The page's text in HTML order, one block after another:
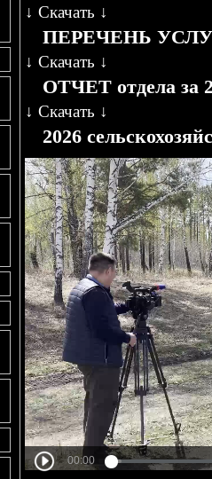
↓ Скачать ↓
ПЕРЕЧЕНЬ
↓ Скачать ↓
ОТЧЕТ отдела за
↓ Скачать ↓
2026